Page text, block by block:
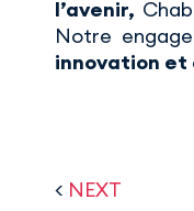
l’avenir,
Notre
innovation et
< NEXT